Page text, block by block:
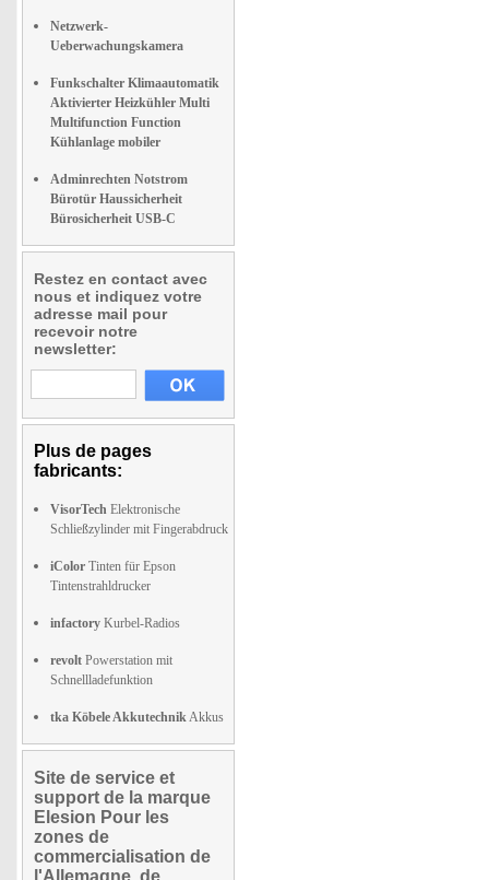
Netzwerk-
Ueberwachungskamera
Funkschalter Klimaautomatik
Aktivierter Heizkühler Multi
Multifunction Function
Kühlanlage mobiler
Adminrechten Notstrom
Bürotür Haussicherheit
Bürosicherheit USB-C
Restez en contact avec
nous et indiquez votre
adresse mail pour
recevoir notre
newsletter:
Plus de pages
fabricants:
VisorTech Elektronische
Schließzylinder mit Fingerabdruck
iColor Tinten für Epson
Tintenstrahldrucker
infactory Kurbel-Radios
revolt Powerstation mit
Schnellladefunktion
tka Köbele AkkutechnikAkkus
Site de service et
support de la marque
Elesion Pour les
zones de
commercialisation de
l'Allemagne, de